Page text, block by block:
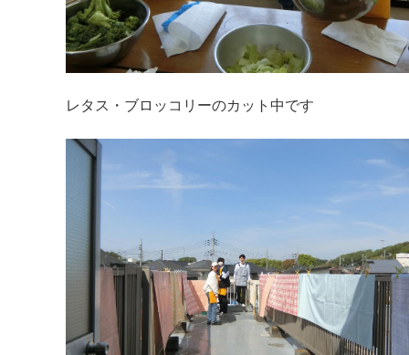
レタス・ブロッコリーのカット中です